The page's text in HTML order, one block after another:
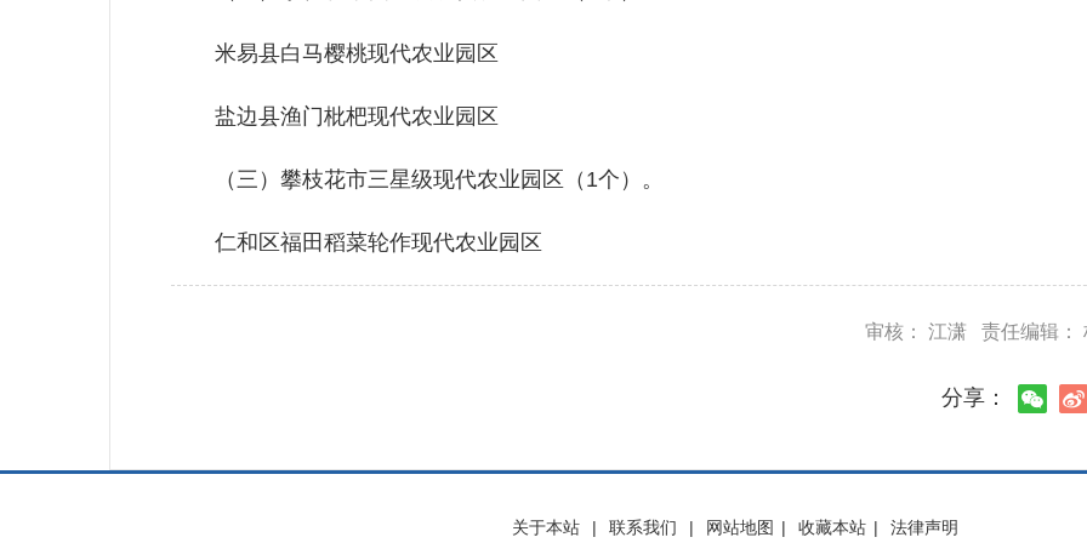
米易县白马樱桃现代农业园区
盐边县渔门枇杷现代农业园区
（三）攀枝花市三星级现代农业园区（1个）。
仁和区福田稻菜轮作现代农业园区
审核： 江潇 责任编辑：
分享：
关于本站 | 联系我们 | 网站地图 | 收藏本站 | 法律声明